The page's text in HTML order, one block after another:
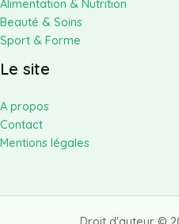
Alimentation & Nutrition
Beauté & Soins
Sport & Forme
Le site
A propos
Contact
Mentions légales